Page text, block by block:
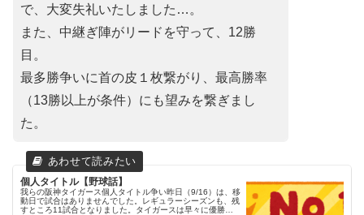
で、大変失礼いたしました…。
また、中継ぎ陣がリードを守って、12勝
目。
最多勝争いに首の皮１枚繋がり、最高勝率
（13勝以上が条件）にも望みを繋ぎまし
た。
個人タイトル【野球話】
我らの阪神タイガース個人タイトル争い昨日（9/16）は、移
動日で試合はありませんでした。レギュラーシーズンも、残
すところ11試合となりました。タイガースは早々に優勝が